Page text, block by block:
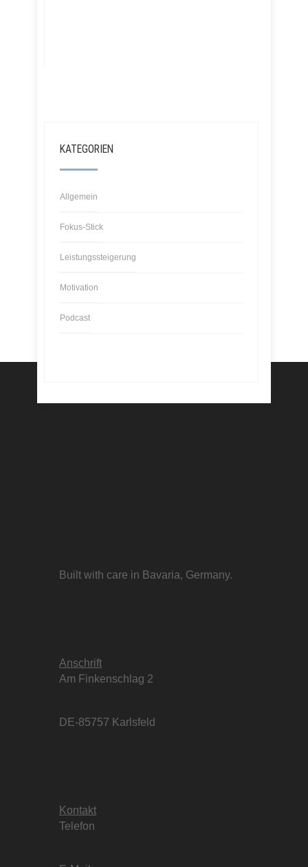
KATEGORIEN
Allgemein
Fokus-Stick
Leistungssteigerung
Motivation
Podcast
Built with care in Bavaria, Germany.
Anschrift
Am Finkenschlag 2
DE-85757 Karlsfeld
Kontakt
Telefon